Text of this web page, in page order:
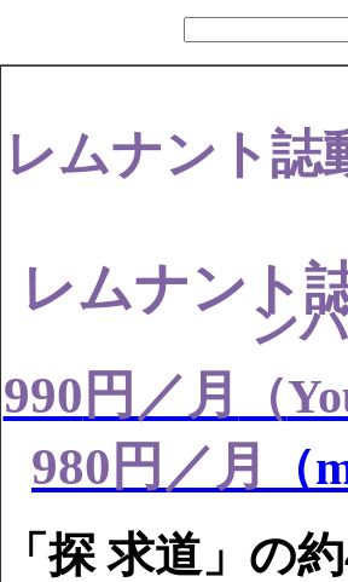
レムナント誌
レムナント
ン
990 円／月 （
980 円／月 （
「探 求道」の約